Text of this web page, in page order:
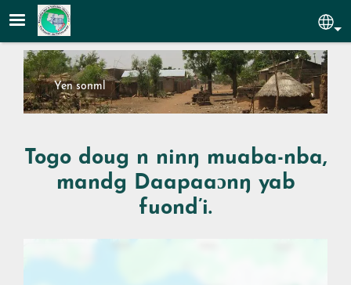
Aller au contenu principal
Yen sonml
Togo doug n ninŋ muaba-nba,
mandg Daapaaɔnŋ yab
fuond’i.